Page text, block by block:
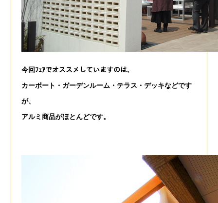
今回ﾌｪｱでオススメしていますのは、
カーポート・ガーデンルーム・テラス・デッキなどです
が、
アルミ商品がほとんどです。